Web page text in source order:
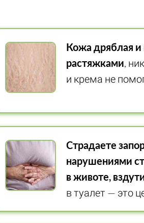
Кожа дряблая и
растяжками,
и крема не
Страдаете
нарушениями
в животе,
в туалет — это